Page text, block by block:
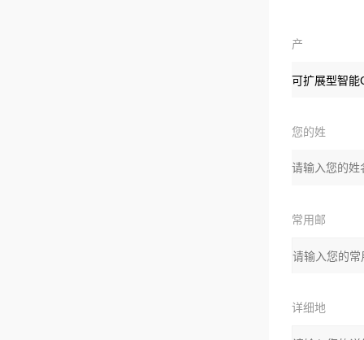
产
品：
您的姓
名：
常用邮
箱：
详细地